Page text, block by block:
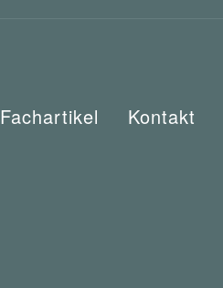
Fachartikel Kontakt